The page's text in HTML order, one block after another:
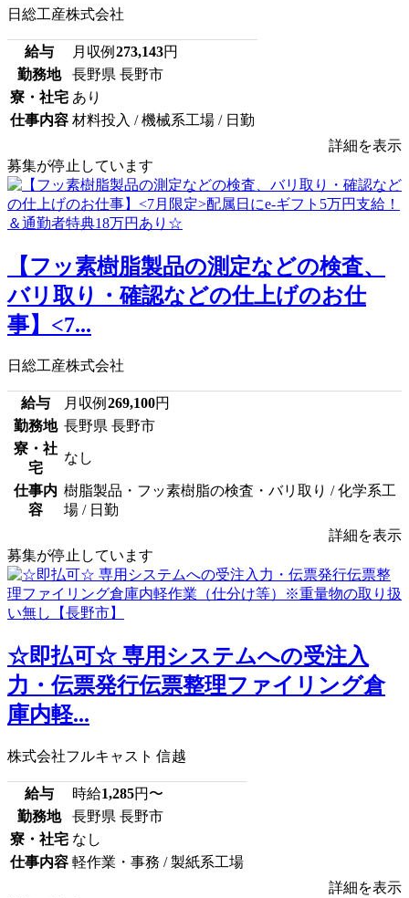
日総工産株式会社
給与 月収例 273,143円
勤務地
長野県 長野市
寮・社宅 あり
仕事内容 材料投入 / 機械系工場 / 日勤
詳細を表示
募集が停止しています
【フッ素樹脂製品の測定などの検査、
バリ取り・確認などの仕上げのお仕
事】<7...
日総工産株式会社
給与 月収例 269,100円
勤務地 長野県 長野市
寮・社
宅
なし
仕事内
容
樹脂製品・フッ素樹脂の検査・バリ取り / 化学系工
場 / 日勤
詳細を表示
募集が停止しています
☆即払可☆ 専用システムへの受注入
力・伝票発行伝票整理ファイリング倉
庫内軽...
株式会社フルキャスト 信越
給与 時給1,285円〜
勤務地
長野県 長野市
寮・社宅 なし
仕事内容 軽作業・事務 / 製紙系工場
詳細を表示